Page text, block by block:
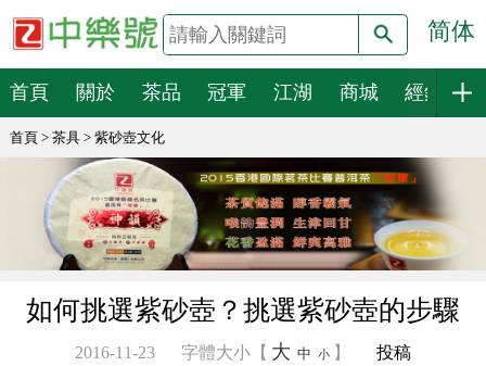
简体
首頁 關於 茶品 冠軍 江湖 商城 經銷
首頁> 茶具> 紫砂壺文化
如何挑選紫砂壺？挑選紫砂壺的步驟
2016-11-23 字體大小【 大 中 小 】 投稿